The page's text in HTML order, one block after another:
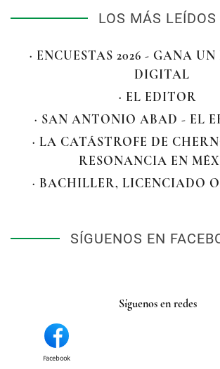
LOS MÁS LEÍDOS
· ENCUESTAS 2026 - GANA UN
DIGITAL
· EL EDITOR
· SAN ANTONIO ABAD - EL
· LA CATÁSTROFE DE
RESONANCIA EN
· BACHILLER, LICENCIADO
SÍGUENOS EN
Síguenos en redes
Facebook